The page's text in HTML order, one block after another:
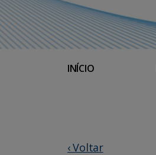
INÍCIO
‹ Voltar